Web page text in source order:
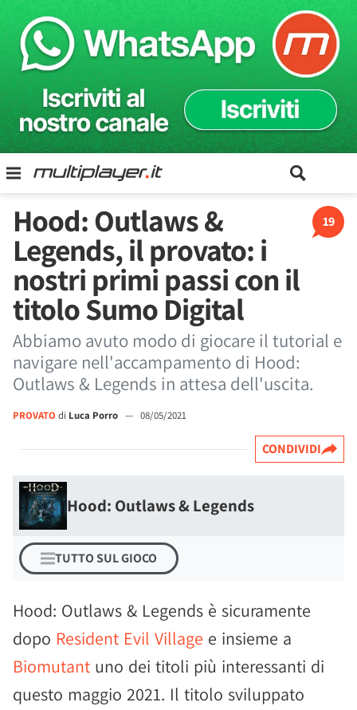
19
Hood: Outlaws &
Legends, il provato: i
nostri primi passi con il
titolo Sumo Digital
Abbiamo avuto modo di giocare il tutorial e
navigare nell'accampamento di Hood:
Outlaws & Legends in attesa dell'uscita.
PROVATO di Luca Porro — 08/05/2021
CONDIVIDI
Hood: Outlaws & Legends
TUTTO SUL GIOCO
Hood: Outlaws & Legends è sicuramente
dopo Resident Evil Village e insieme a
Biomutant uno dei titoli più interessanti di
questo maggio 2021. Il titolo sviluppato